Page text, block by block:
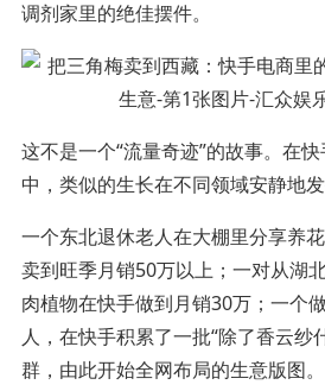
调剂家里的绝佳摆件。
这不是一个“流量奇迹”的故事。在
中，类似的生长在不同领域安静地
一个东北退休老人在大棚里分享养
卖到旺季月销50万以上；一对从湖
肉植物在快手做到月销30万；一个
人，在快手积累了一批“除了香云纱
群，由此开始全网布局的生意版图。